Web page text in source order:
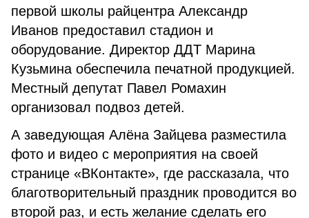
первой школы райцентра Александр
Иванов предоставил стадион и
оборудование. Директор ДДТ Марина
Кузьмина обеспечила печатной продукцией.
Местный депутат Павел Ромахин
организовал подвоз детей.
А заведующая Алёна Зайцева разместила
фото и видео с мероприятия на своей
странице «ВКонтакте», где рассказала, что
благотворительный праздник проводится во
второй раз, и есть желание сделать его